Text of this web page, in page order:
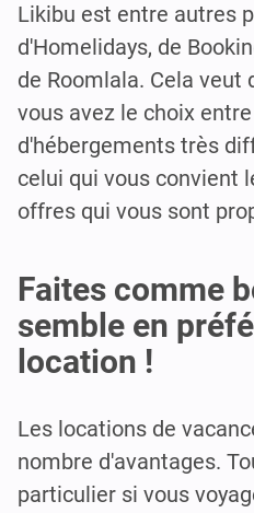
Likibu est entre autres
d'Homelidays, de
de Roomlala. Cela veut
vous avez le choix
d'hébergements très
celui qui vous convient
offres qui vous sont
Faites comme
semble en
location !
Les locations de
nombre d'avantages.
particulier si vous